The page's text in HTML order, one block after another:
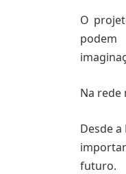
O
podem
Na rede
Desde
futuro.